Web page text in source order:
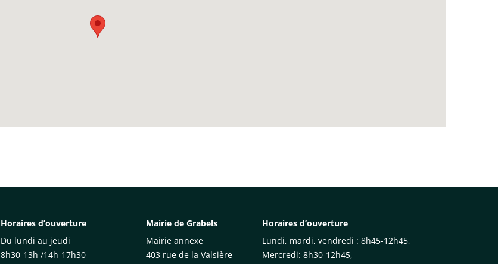
Horaires d’ouverture
Du lundi au jeudi
8h30-13h /14h-17h30
Mairie de Grabels
Mairie annexe
403 rue de la Valsière
Horaires d’ouverture
Lundi, mardi, vendredi : 8h45-12h45,
Mercredi: 8h30-12h45,